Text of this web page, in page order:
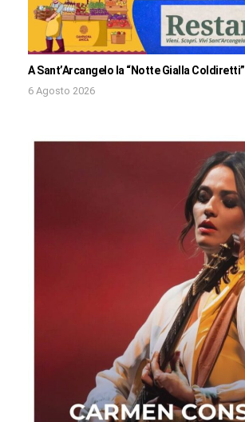
A Sant’Arcangelo la “Notte Gialla Coldiretti”
6 Agosto 2026